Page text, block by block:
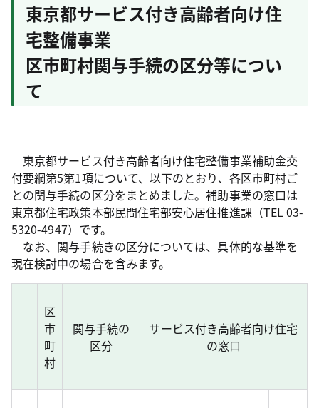
東京都サービス付き高齢者向け住
宅整備事業
区市町村関与手続の区分等につい
て
東京都サービス付き高齢者向け住宅整備事業補助金交
付要綱第5第1項について、以下のとおり、各区市町村ご
との関与手続の区分をまとめました。補助事業の窓口は
東京都住宅政策本部民間住宅部安心居住推進課（TEL 03-
5320-4947）です。
なお、関与手続きの区分については、具体的な基準を
現在検討中の場合を含みます。
区
市
町
村
関与手続の
区分
サービス付き高齢者向け住宅
の窓口